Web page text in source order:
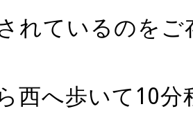
れているのを
西へ歩いて10